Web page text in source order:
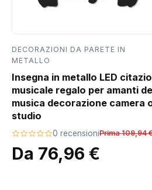
DECORAZIONI DA PARETE IN
METALLO
Insegna in metallo LED
musicale regalo per amanti
musica decorazione camera
studio
0 recensioniPrima 109,94
Da 76,96 €